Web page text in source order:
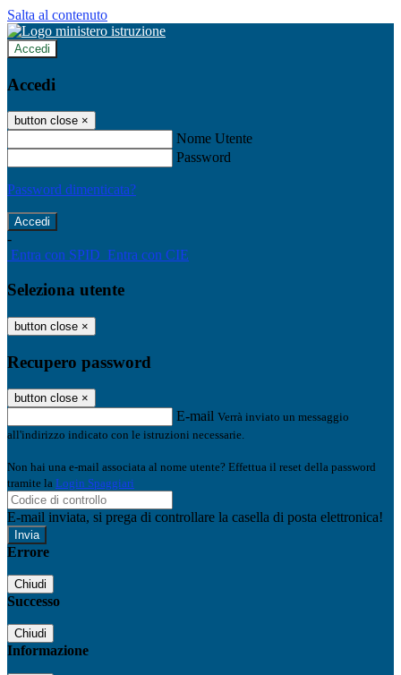
Salta al contenuto
Accedi
Accedi
button close ×
Nome Utente
Password
Password dimenticata?
-
Entra con SPID Entra con CIE
Seleziona utente
button close ×
Recupero password
button close ×
E-mail Verrà inviato un messaggio
all'indirizzo indicato con le istruzioni necessarie.
Non hai una e-mail associata al nome utente? Effettua il reset della password
tramite la Login Spaggiari
E-mail inviata, si prega di controllare la casella di posta elettronica!
Errore
Chiudi
Successo
Chiudi
Informazione